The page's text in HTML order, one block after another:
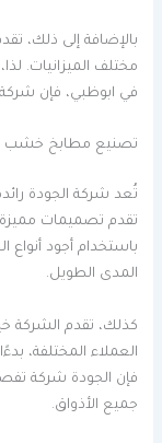
بالإضافة إلى ذلك،
مختلف الميزانيات.
في ابوظبي، فإن شركة
تصنيع مطابخ خشب
تُعد شركة الجودة
تقدم تصميمات مميزة
باستخدام أجود
المدى الطويل.
كذلك، تقدم الشركة
العملاء المختلفة،
فإن الجودة شركة
جميع الأذواق.